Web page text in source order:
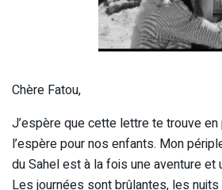
Chère Fatou,
J’espère que cette lettre te trouve
l’espère pour nos enfants. Mon
du Sahel est à la fois une aventure et
Les journées sont brûlantes, les